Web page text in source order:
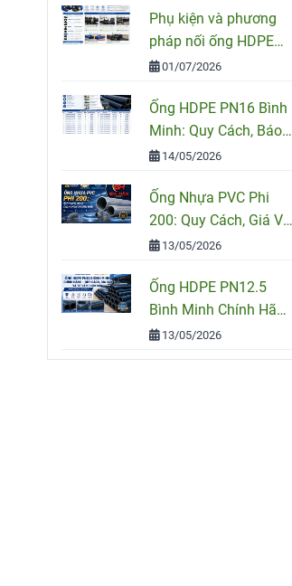
Phụ kiện và phương
pháp nối ống HDPE
đúng kỹ thuật
01/07/2026
Ống HDPE PN16 Bình
Minh: Quy Cách, Báo
Giá Và Cách Chọn
14/05/2026
Ống Nhựa PVC Phi
200: Quy Cách, Giá Và
Cách Chọn Đúng Cho
13/05/2026
Ống HDPE PN12.5
Bình Minh Chính Hãng
– Quy Cách, Giá Bán
Và Tư Vấn Chọn Mua
13/05/2026